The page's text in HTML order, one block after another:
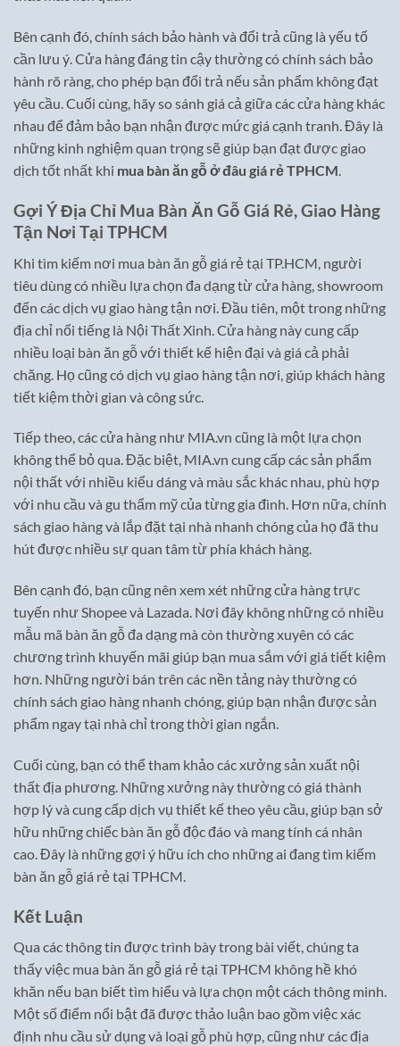
Bên cạnh đó, chính sách bảo hành và đổi trả cũng là yếu tố
cần lưu ý. Cửa hàng đáng tin cậy thường có chính sách bảo
hành rõ ràng, cho phép bạn đổi trả nếu sản phẩm không đạt
yêu cầu. Cuối cùng, hãy so sánh giá cả giữa các cửa hàng khác
nhau để đảm bảo bạn nhận được mức giá cạnh tranh. Đây là
những kinh nghiệm quan trọng sẽ giúp bạn đạt được giao
dịch tốt nhất khi mua bàn ăn gỗ ở đâu giá rẻ TPHCM.
Gợi Ý Địa Chỉ Mua Bàn Ăn Gỗ Giá Rẻ, Giao Hàng
Tận Nơi Tại TPHCM
Khi tìm kiếm nơi mua bàn ăn gỗ giá rẻ tại TP.HCM, người
tiêu dùng có nhiều lựa chọn đa dạng từ cửa hàng, showroom
đến các dịch vụ giao hàng tận nơi. Đầu tiên, một trong những
địa chỉ nổi tiếng là Nội Thất Xinh. Cửa hàng này cung cấp
nhiều loại bàn ăn gỗ với thiết kế hiện đại và giá cả phải
chăng. Họ cũng có dịch vụ giao hàng tận nơi, giúp khách hàng
tiết kiệm thời gian và công sức.
Tiếp theo, các cửa hàng như MIA.vn cũng là một lựa chọn
không thể bỏ qua. Đặc biệt, MIA.vn cung cấp các sản phẩm
nội thất với nhiều kiểu dáng và màu sắc khác nhau, phù hợp
với nhu cầu và gu thẩm mỹ của từng gia đình. Hơn nữa, chính
sách giao hàng và lắp đặt tại nhà nhanh chóng của họ đã thu
hút được nhiều sự quan tâm từ phía khách hàng.
Bên cạnh đó, bạn cũng nên xem xét những cửa hàng trực
tuyến như Shopee và Lazada. Nơi đây không những có nhiều
mẫu mã bàn ăn gỗ đa dạng mà còn thường xuyên có các
chương trình khuyến mãi giúp bạn mua sắm với giá tiết kiệm
hơn. Những người bán trên các nền tảng này thường có
chính sách giao hàng nhanh chóng, giúp bạn nhận được sản
phẩm ngay tại nhà chỉ trong thời gian ngắn.
Cuối cùng, bạn có thể tham khảo các xưởng sản xuất nội
thất địa phương. Những xưởng này thường có giá thành
hợp lý và cung cấp dịch vụ thiết kế theo yêu cầu, giúp bạn sở
hữu những chiếc bàn ăn gỗ độc đáo và mang tính cá nhân
cao. Đây là những gợi ý hữu ích cho những ai đang tìm kiếm
bàn ăn gỗ giá rẻ tại TPHCM.
Kết Luận
Qua các thông tin được trình bày trong bài viết, chúng ta
thấy việc mua bàn ăn gỗ giá rẻ tại TPHCM không hề khó
khăn nếu bạn biết tìm hiểu và lựa chọn một cách thông minh.
Một số điểm nổi bật đã được thảo luận bao gồm việc xác
định nhu cầu sử dụng và loại gỗ phù hợp, cũng như các địa